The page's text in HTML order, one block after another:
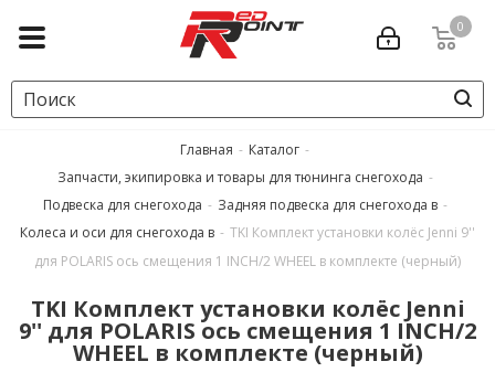
0
Главная - Каталог -
Запчасти, экипировка и товары для тюнинга снегохода -
Подвеска для снегохода - Задняя подвеска для снегохода в -
Колеса и оси для снегохода в - TKI Комплект установки колёс Jenni 9''
для POLARIS ось смещения 1 INCH/2 WHEEL в комплекте (черный)
TKI Комплект установки колёс Jenni
9'' для POLARIS ось смещения 1 INCH/2
WHEEL в комплекте (черный)